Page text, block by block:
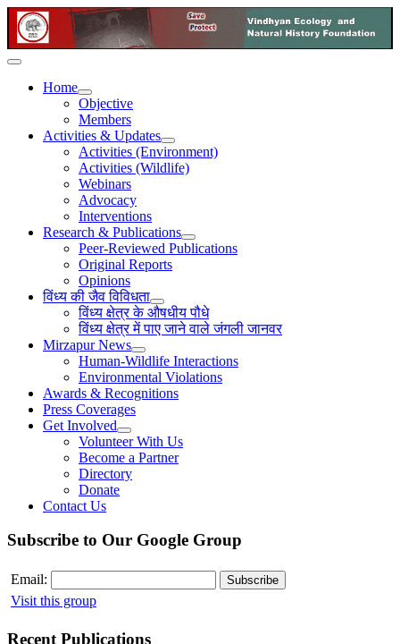
Home
Objective
Members
Activities & Updates
Activities (Environment)
Activities (Wildlife)
Webinars
Advocacy
Interventions
Research & Publications
Peer-Reviewed Publications
Original Reports
Opinions
विंध्य की जैव विविधता
विंध्य क्षेत्र के औषधीय पौधे
विंध्य क्षेत्र में पाए जाने वाले जंगली जानवर
Mirzapur News
Human-Wildlife Interactions
Environmental Violations
Awards & Recognitions
Press Coverages
Get Involved
Volunteer With Us
Become a Partner
Directory
Donate
Contact Us
Subscribe to Our Google Group
Email:
Visit this group
Recent Publications